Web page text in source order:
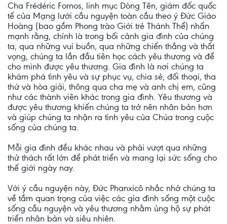
Cha Frédéric Fornos, linh mục Dòng Tên, giám đốc quốc
tế của Mạng lưới cầu nguyện toàn cầu theo ý Đức Giáo
Hoàng (bao gồm Phong trào Giới trẻ Thánh Thể) nhấn
mạnh rằng, chính là trong bối cảnh gia đình của chúng
ta, qua những vui buồn, qua những chiến thắng và thất
vọng, chúng ta lần đầu tiên học cách yêu thương và để
cho mình được yêu thương. Gia đình là nơi chúng ta
khám phá tình yêu và sự phục vụ, chia sẻ, đối thoại, tha
thứ và hòa giải, thông qua cha mẹ và anh chị em, cũng
như các thành viên khác trong gia đình. Yêu thương và
được yêu thương khiến chúng ta trở nên nhân bản hơn
và giúp chúng ta nhận ra tình yêu của Chúa trong cuộc
sống của chúng ta.
Mỗi gia đình đều khác nhau và phải vượt qua những
thử thách rất lớn để phát triển và mang lại sức sống cho
thế giới ngày nay.
Với ý cầu nguyện này, Đức Phanxicô nhắc nhở chúng ta
về tầm quan trọng của việc các gia đình sống một cuộc
sống cầu nguyện và yêu thương nhằm ủng hộ sự phát
triển nhân bản và siêu nhiên.